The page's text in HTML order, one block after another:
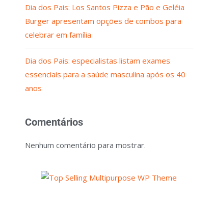
Dia dos Pais: Los Santos Pizza e Pão e Geléia
Burger apresentam opções de combos para
celebrar em família
Dia dos Pais: especialistas listam exames
essenciais para a saúde masculina após os 40
anos
Comentários
Nenhum comentário para mostrar.